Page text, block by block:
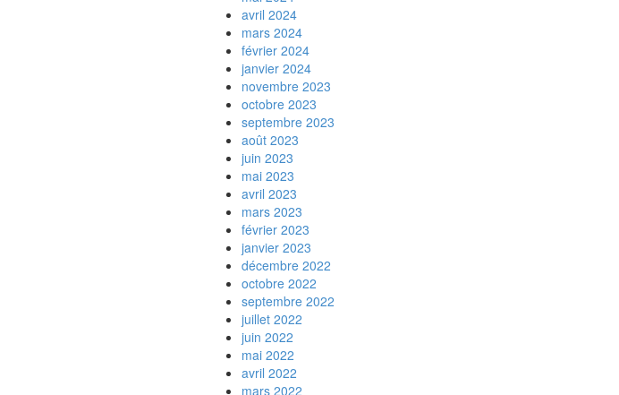
avril 2024
mars 2024
février 2024
janvier 2024
novembre 2023
octobre 2023
septembre 2023
août 2023
juin 2023
mai 2023
avril 2023
mars 2023
février 2023
janvier 2023
décembre 2022
octobre 2022
septembre 2022
juillet 2022
juin 2022
mai 2022
avril 2022
mars 2022